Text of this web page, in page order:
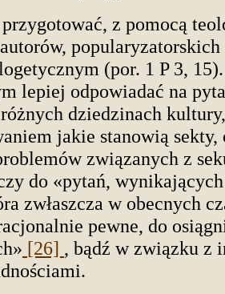
z pomocą
popularyzatorskich
(por. 1 P 3,
lepiej odpowiadać na
dziedzinach
jakie stanowią sekty,
związanych z
do «pytań,
zwłaszcza w obecnych
pewne, do
[26] , bądź w związku z